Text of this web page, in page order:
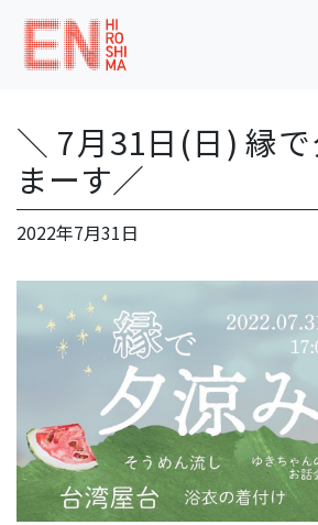
＼ 7月31日(日) 縁
まーす／
2022年7月31日